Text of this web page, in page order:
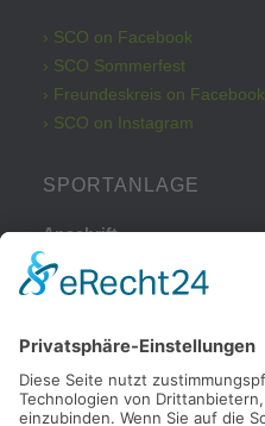
› SCO on Facebook
› SCO Sommerfest
› Freundeskreis on Facebook
› SCO on Instagram
SPORTANLAGE
Anschrift
Kleinbeckstraße 43
45549 Sprockhövel
Telefon
Tel.: 02324 / 79082